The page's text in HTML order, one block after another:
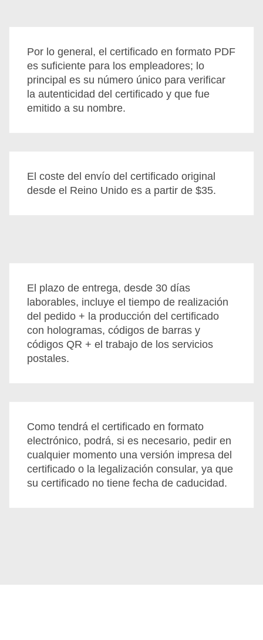
Por lo general, el certificado en formato PDF
es suficiente para los empleadores; lo
principal es su número único para verificar
la autenticidad del certificado y que fue
emitido a su nombre.
El coste del envío del certificado original
desde el Reino Unido es a partir de $35.
El plazo de entrega, desde 30 días
laborables, incluye el tiempo de realización
del pedido + la producción del certificado
con hologramas, códigos de barras y
códigos QR + el trabajo de los servicios
postales.
Como tendrá el certificado en formato
electrónico, podrá, si es necesario, pedir en
cualquier momento una versión impresa del
certificado o la legalización consular, ya que
su certificado no tiene fecha de caducidad.